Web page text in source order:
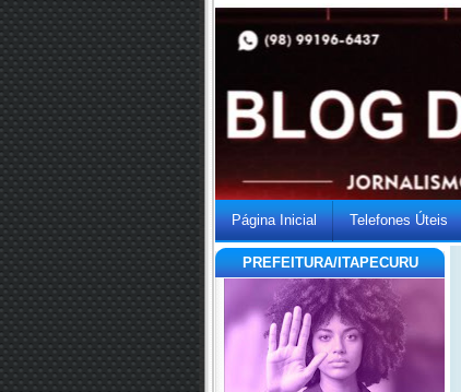
Página Inicial Telefones Úteis
PREFEITURA/ITAPECURU